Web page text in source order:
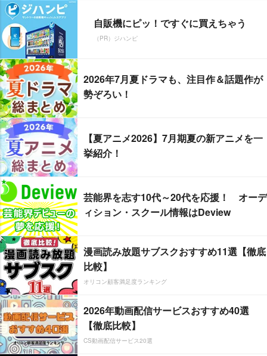
自販機にピッ！ですぐに買えちゃう
（PR）ジハンピ
2026年7月夏ドラマも、注目作＆話題作が
勢ぞろい！
【夏アニメ2026】7月期夏の新アニメを一
挙紹介！
芸能界を志す10代～20代を応援！ オーデ
ィション・スクール情報はDeview
漫画読み放題サブスクおすすめ11選【徹底
比較】
オリコン顧客満足度ランキング
2026年動画配信サービスおすすめ40選
【徹底比較】
CS動画配信サービス20選